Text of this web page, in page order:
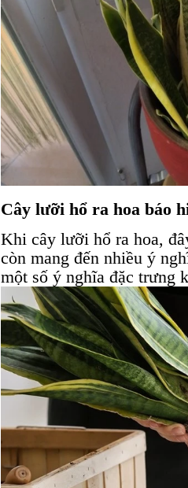
Cây lưỡi hổ ra hoa báo
Khi cây lưỡi hổ ra hoa,
còn mang đến nhiều ý
một số ý nghĩa đặc trưng